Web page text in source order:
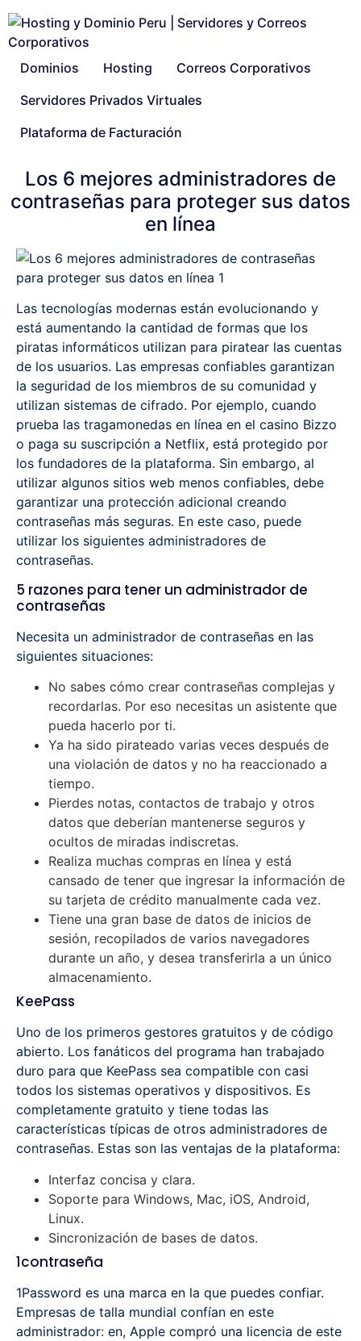
Dominios Hosting
Correos Corporativos
Servidores Privados Virtuales
Plataforma de Facturación
Los 6 mejores administradores de
contraseñas para proteger sus datos
en línea
Las tecnologías modernas están evolucionando y
está aumentando la cantidad de formas que los
piratas informáticos utilizan para piratear las cuentas
de los usuarios. Las empresas confiables garantizan
la seguridad de los miembros de su comunidad y
utilizan sistemas de cifrado. Por ejemplo, cuando
prueba las tragamonedas en línea en el casino Bizzo
o paga su suscripción a Netflix, está protegido por
los fundadores de la plataforma. Sin embargo, al
utilizar algunos sitios web menos confiables, debe
garantizar una protección adicional creando
contraseñas más seguras. En este caso, puede
utilizar los siguientes administradores de
contraseñas.
5 razones para tener un administrador de
contraseñas
Necesita un administrador de contraseñas en las
siguientes situaciones:
No sabes cómo crear contraseñas complejas y
recordarlas. Por eso necesitas un asistente que
pueda hacerlo por ti.
Ya ha sido pirateado varias veces después de
una violación de datos y no ha reaccionado a
tiempo.
Pierdes notas, contactos de trabajo y otros
datos que deberían mantenerse seguros y
ocultos de miradas indiscretas.
Realiza muchas compras en línea y está
cansado de tener que ingresar la información de
su tarjeta de crédito manualmente cada vez.
Tiene una gran base de datos de inicios de
sesión, recopilados de varios navegadores
durante un año, y desea transferirla a un único
almacenamiento.
KeePass
Uno de los primeros gestores gratuitos y de código
abierto. Los fanáticos del programa han trabajado
duro para que KeePass sea compatible con casi
todos los sistemas operativos y dispositivos. Es
completamente gratuito y tiene todas las
características típicas de otros administradores de
contraseñas. Estas son las ventajas de la plataforma:
Interfaz concisa y clara.
Soporte para Windows, Mac, iOS, Android,
Linux.
Sincronización de bases de datos.
1contraseña
1Password es una marca en la que puedes confiar.
Empresas de talla mundial confían en este
administrador: en, Apple compró una licencia de este